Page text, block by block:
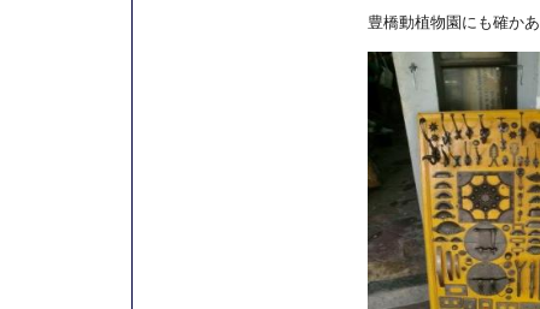
豊橋動植物園にも確か